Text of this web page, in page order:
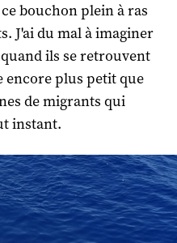
bouchon plein à ras
J'ai du mal à imaginer
ils se retrouvent
encore plus petit que
de migrants qui
instant.